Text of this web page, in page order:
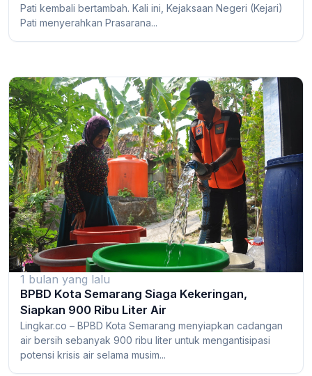
Pati kembali bertambah. Kali ini, Kejaksaan Negeri (Kejari)
Pati menyerahkan Prasarana...
1 bulan yang lalu
BPBD Kota Semarang Siaga Kekeringan,
Siapkan 900 Ribu Liter Air
Lingkar.co – BPBD Kota Semarang menyiapkan cadangan
air bersih sebanyak 900 ribu liter untuk mengantisipasi
potensi krisis air selama musim...